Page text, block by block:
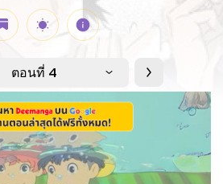
ตอนที่ 4